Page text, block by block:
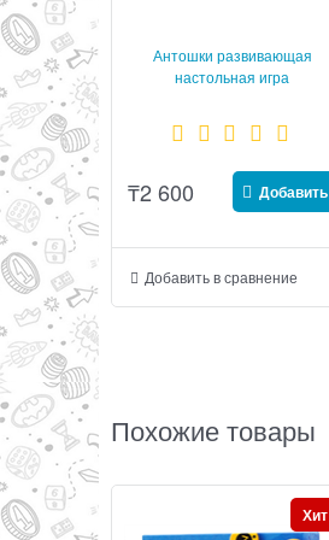
Антошки развивающая
настольная игра
₸2 600 Добавить
Добавить в сравнение
Похожие товары
Хит